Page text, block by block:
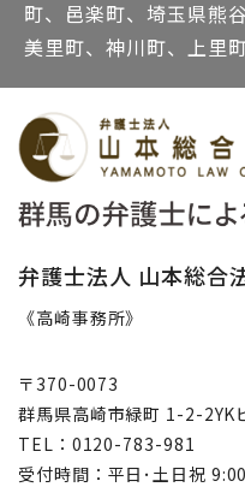
町、邑楽町、埼玉県熊
美里町、神川町、上里
弁護士法人 山本総合
《高崎事務所》
〒370-0073
群馬県高崎市緑町 1-2-2YK
TEL：0120-783-981
受付時間：平日･土日祝